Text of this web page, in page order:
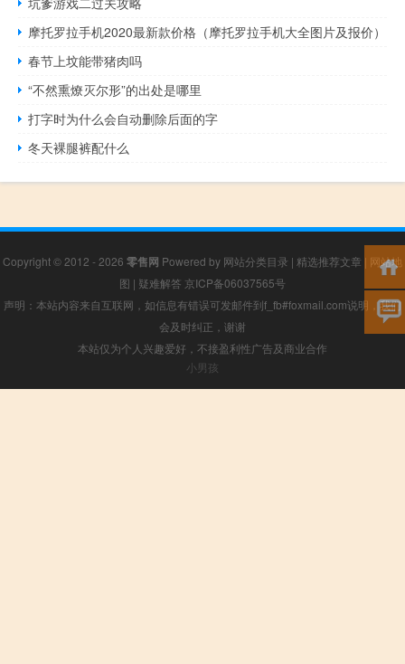
摩托罗拉手机2020最新款价格（摩托罗拉手机大全图片及报价）
春节上坟能带猪肉吗
“不然熏燎灭尔形”的出处是哪里
打字时为什么会自动删除后面的字
冬天裸腿裤配什么
Copyright © 2012 - 2026 零售网 Powered by 网站分类目录 | 精选推荐文章 | 网站地
图 | 疑难解答 京ICP备06037565号
声明：本站内容来自互联网，如信息有错误可发邮件到f_fb#foxmail.com说明，我们
会及时纠正，谢谢
本站仅为个人兴趣爱好，不接盈利性广告及商业合作
小男孩